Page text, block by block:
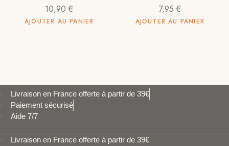
10,90€
AJOUTER AU PANIER
7,95 €
AJOUTER AU PANIER
Livraison en France offerte à partir de 39€
Paiement sécurisé
Aide 7/7
Livraison en France offerte à partir de 39€